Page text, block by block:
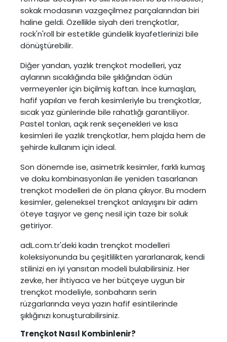
sokak modasının vazgeçilmez parçalarından biri
haline geldi. Özellikle siyah deri trençkotlar,
rock'n'roll bir estetikle gündelik kıyafetlerinizi bile
dönüştürebilir.
Diğer yandan, yazlık trençkot modelleri, yaz
aylarının sıcaklığında bile şıklığından ödün
vermeyenler için biçilmiş kaftan. İnce kumaşları,
hafif yapıları ve ferah kesimleriyle bu trençkotlar,
sıcak yaz günlerinde bile rahatlığı garantiliyor.
Pastel tonları, açık renk seçenekleri ve kısa
kesimleri ile yazlık trençkotlar, hem plajda hem de
şehirde kullanım için ideal.
Son dönemde ise, asimetrik kesimler, farklı kumaş
ve doku kombinasyonları ile yeniden tasarlanan
trençkot modelleri de ön plana çıkıyor. Bu modern
kesimler, geleneksel trençkot anlayışını bir adım
öteye taşıyor ve genç nesil için taze bir soluk
getiriyor.
adL.com.tr'deki kadın trençkot modelleri
koleksiyonunda bu çeşitlilikten yararlanarak, kendi
stilinizi en iyi yansıtan modeli bulabilirsiniz. Her
zevke, her ihtiyaca ve her bütçeye uygun bir
trençkot modeliyle, sonbaharın serin
rüzgarlarında veya yazın hafif esintilerinde
şıklığınızı konuşturabilirsiniz.
Trençkot Nasıl Kombinlenir?